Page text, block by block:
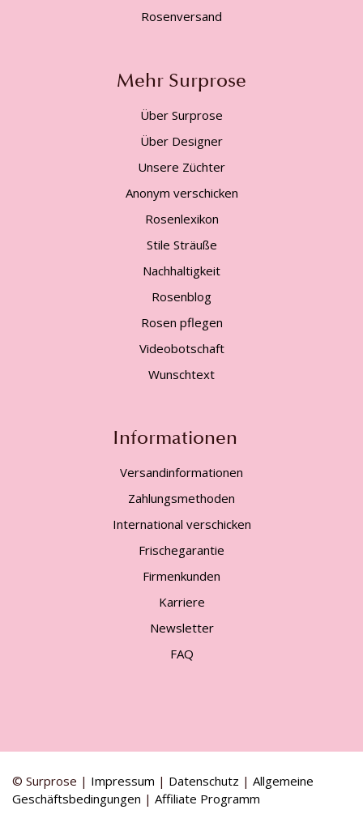
Rosenversand
Mehr Surprose
Über Surprose
Über Designer
Unsere Züchter
Anonym verschicken
Rosenlexikon
Stile Sträuße
Nachhaltigkeit
Rosenblog
Rosen pflegen
Videobotschaft
Wunschtext
Informationen
Versandinformationen
Zahlungsmethoden
International verschicken
Frischegarantie
Firmenkunden
Karriere
Newsletter
FAQ
© Surprose | Impressum | Datenschutz | Allgemeine
Geschäftsbedingungen | Affiliate Programm